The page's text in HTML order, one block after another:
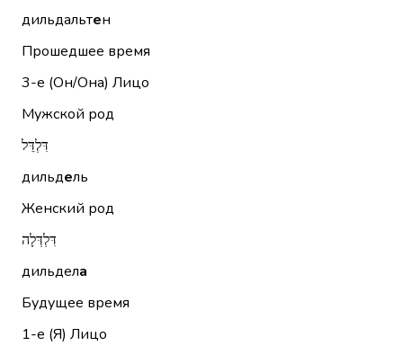
дильдальтен
Прошедшее время
3-е (Он/Она) Лицо
Мужской род
דִּלְדֵּל
дильдель
Женский род
דִּלְדְּלָה
дильдела
Будущее время
1-е (Я) Лицо